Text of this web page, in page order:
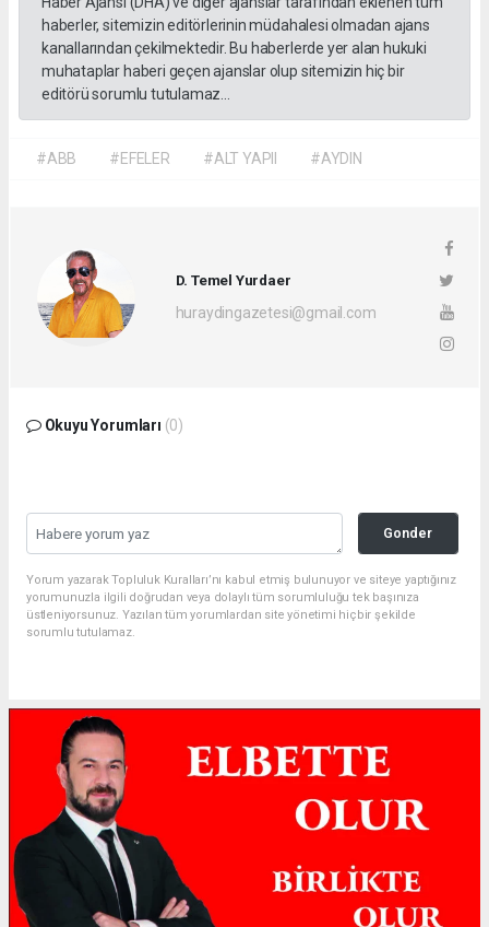
haberler, sitemizin editörlerinin müdahalesi olmadan ajans
kanallarından çekilmektedir. Bu haberlerde yer alan hukuki
muhataplar haberi geçen ajanslar olup sitemizin hiç bir
editörü sorumlu tutulamaz...
#ABB #EFELER #ALT YAPII #AYDIN
D. Temel Yurdaer
huraydingazetesi@gmail.com
Okuyu Yorumları (0)
Gonder
Yorum yazarak Topluluk Kuralları’nı kabul etmiş bulunuyor ve siteye yaptığınız
yorumunuzla ilgili doğrudan veya dolaylı tüm sorumluluğu tek başınıza
üstleniyorsunuz. Yazılan tüm yorumlardan site yönetimi hiçbir şekilde
sorumlu tutulamaz.